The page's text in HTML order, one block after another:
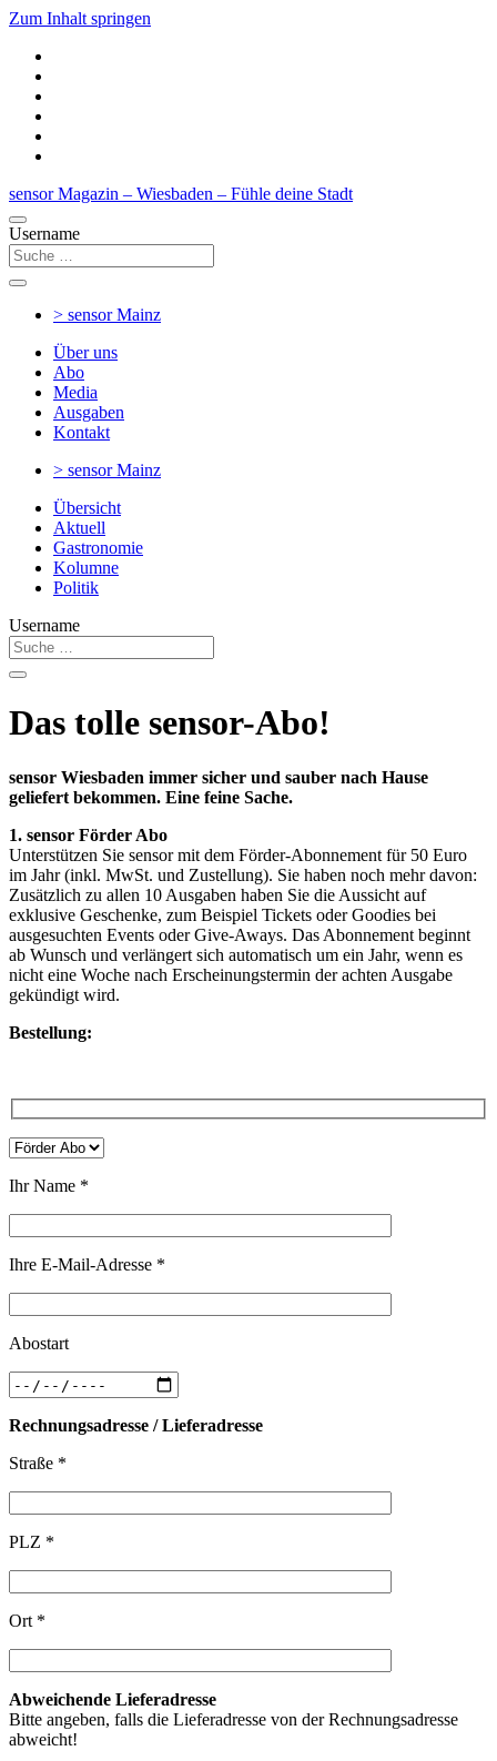
Zum Inhalt springen
sensor Magazin – Wiesbaden – Fühle deine Stadt
Username
> sensorMainz
Über uns
Abo
Media
Ausgaben
Kontakt
> sensorMainz
Übersicht
Aktuell
Gastronomie
Kolumne
Politik
Username
Das tolle sensor-Abo!
sensor Wiesbaden immer sicher und sauber nach Hause
geliefert bekommen. Eine feine Sache.
1. sensor Förder Abo
Unterstützen Sie sensor mit dem Förder-Abonnement für 50 Euro
im Jahr (inkl. MwSt. und Zustellung). Sie haben noch mehr davon:
Zusätzlich zu allen 10 Ausgaben haben Sie die Aussicht auf
exklusive Geschenke, zum Beispiel Tickets oder Goodies bei
ausgesuchten Events oder Give-Aways. Das Abonnement beginnt
ab Wunsch und verlängert sich automatisch um ein Jahr, wenn es
nicht eine Woche nach Erscheinungstermin der achten Ausgabe
gekündigt wird.
Bestellung:
Ihr Name *
Ihre E-Mail-Adresse *
Abostart
Rechnungsadresse / Lieferadresse
Straße *
PLZ *
Ort *
Abweichende Lieferadresse
Bitte angeben, falls die Lieferadresse von der Rechnungsadresse
abweicht!